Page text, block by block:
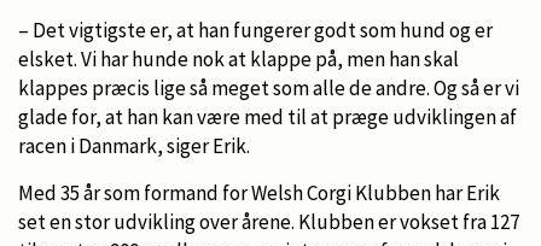
– Det vigtigste er, at han fungerer godt som hund og er
elsket. Vi har hunde nok at klappe på, men han skal
klappes præcis lige så meget som alle de andre. Og så er vi
glade for, at han kan være med til at præge udviklingen af
racen i Danmark, siger Erik.
Med 35 år som formand for Welsh Corgi Klubben har Erik
set en stor udvikling over årene. Klubben er vokset fra 127